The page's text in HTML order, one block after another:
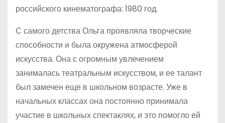
российского кинематографа: 1980 год.
С самого детства Ольга проявляла творческие
способности и была окружена атмосферой
искусства. Она с огромным увлечением
занималась театральным искусством, и ее талант
был замечен еще в школьном возрасте. Уже в
начальных классах она постоянно принимала
участие в школьных спектаклях, и это помогло ей